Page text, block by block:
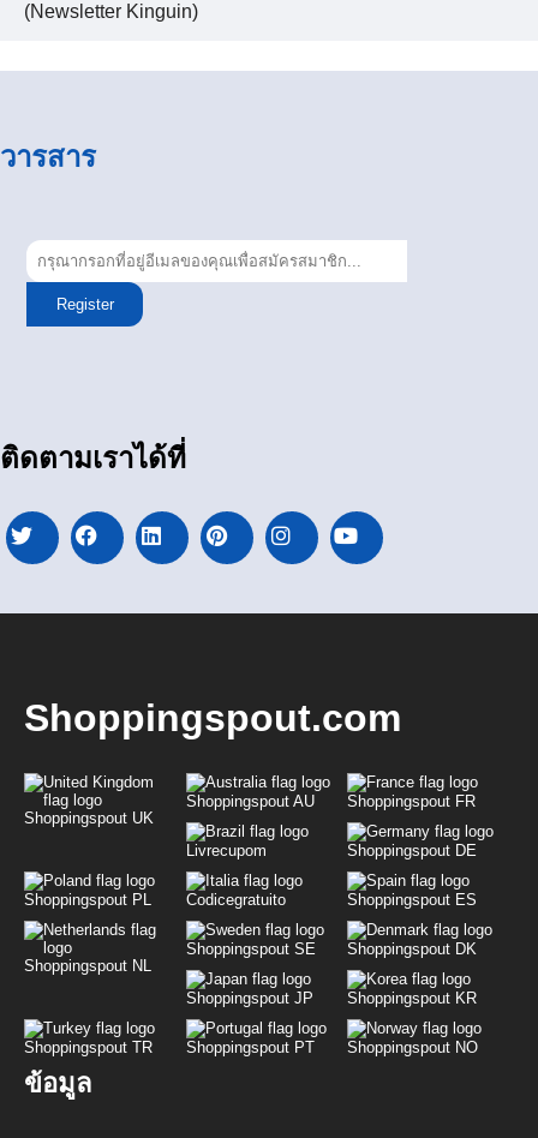
(Newsletter Kinguin)
วารสาร
Register
ติดตามเราได้ที่
Shoppingspout.com
Shoppingspout UK
Shoppingspout AU Shoppingspout FR
Livrecupom Shoppingspout DE
Shoppingspout PL Codicegratuito Shoppingspout ES
Shoppingspout NL
Shoppingspout SE Shoppingspout DK
Shoppingspout JP Shoppingspout KR
Shoppingspout TR Shoppingspout PT Shoppingspout NO
ข้อมูล